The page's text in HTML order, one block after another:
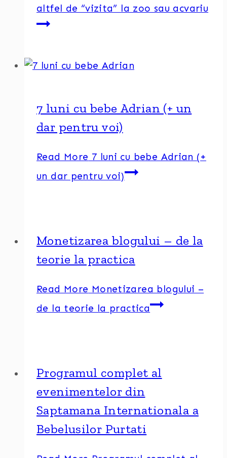
altfel de “vizita” la zoo sau acvariu
7 luni cu bebe Adrian (+ un
dar pentru voi)
Read More 7 luni cu bebe Adrian (+
un dar pentru voi)
Monetizarea blogului – de la
teorie la practica
Read More Monetizarea blogului –
de la teorie la practica
Programul complet al
evenimentelor din
Saptamana Internationala a
Bebelusilor Purtati